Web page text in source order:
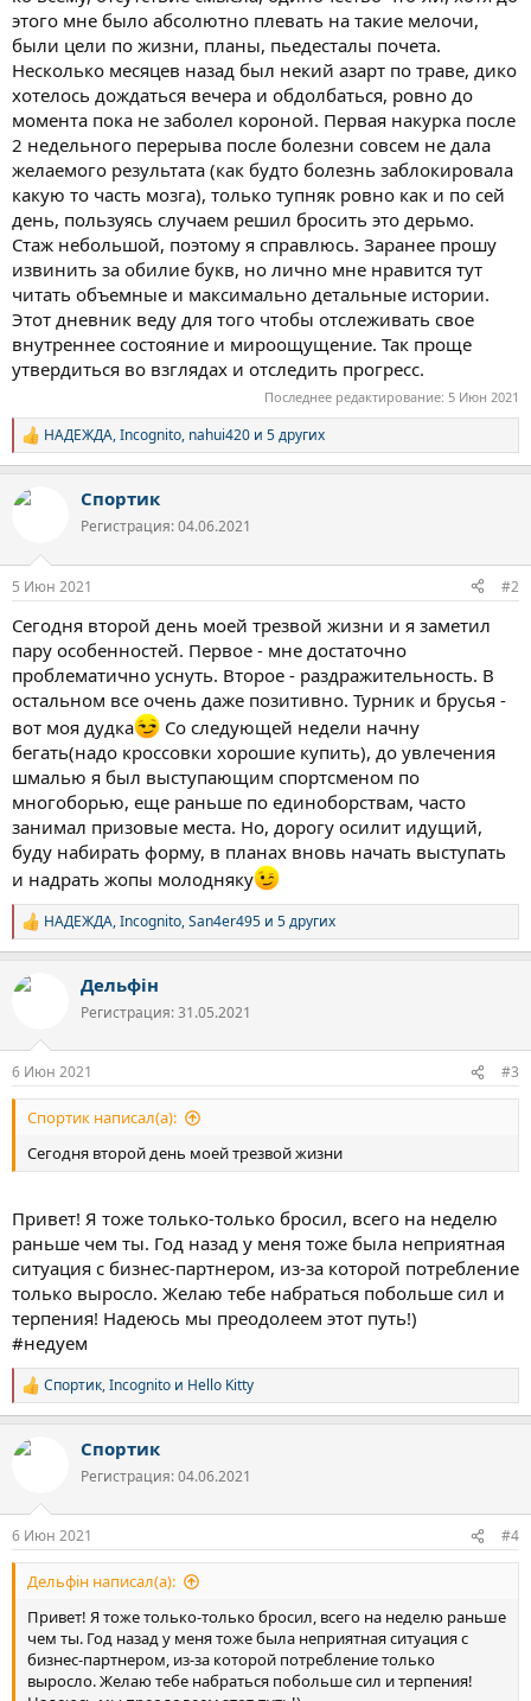
этого мне было абсолютно плевать на такие мелочи,
были цели по жизни, планы, пьедесталы почета.
Несколько месяцев назад был некий азарт по траве, дико
хотелось дождаться вечера и обдолбаться, ровно до
момента пока не заболел короной. Первая накурка после
2 недельного перерыва после болезни совсем не дала
желаемого результата (как будто болезнь заблокировала
какую то часть мозга), только тупняк ровно как и по сей
день, пользуясь случаем решил бросить это дерьмо.
Стаж небольшой, поэтому я справлюсь. Заранее прошу
извинить за обилие букв, но лично мне нравится тут
читать объемные и максимально детальные истории.
Этот дневник веду для того чтобы отслеживать свое
внутреннее состояние и мироощущение. Так проще
утвердиться во взглядах и отследить прогресс.
Последнее редактирование: 5 Июн 2021
Р
е
к
НАДЕЖДА,Incognito, nahui420 и 5 других
Спортик
Регистрация: 04.06.2021
5 Июн 2021 #2
Сегодня второй день моей трезвой жизни и я заметил
пару особенностей. Первое - мне достаточно
проблематично уснуть. Второе - раздражительность. В
остальном все очень даже позитивно. Турник и брусья -
вот моя дудка
Со следующей недели начну
бегать(надо кроссовки хорошие купить), до увлечения
шмалью я был выступающим спортсменом по
многоборью, еще раньше по единоборствам, часто
занимал призовые места. Но, дорогу осилит идущий,
буду набирать форму, в планах вновь начать выступать
и надрать жопы молодняку
Р
е
к
НАДЕЖДА,Incognito,San4er495 и 5 других
Дельфін
Регистрация: 31.05.2021
6 Июн 2021 #3
Спортик написал(а):
Сегодня второй день моей трезвой жизни
Привет! Я тоже только-только бросил, всего на неделю
раньше чем ты. Год назад у меня тоже была неприятная
ситуация с бизнес-партнером, из-за которой потребление
только выросло. Желаю тебе набраться побольше сил и
терпения! Надеюсь мы преодолеем этот путь!)
#недуем
Р
е
к
Спортик,Incognito и Hello Kitty
Спортик
Регистрация: 04.06.2021
6 Июн 2021 #4
Дельфін написал(а):
Привет! Я тоже только-только бросил, всего на неделю раньше
чем ты. Год назад у меня тоже была неприятная ситуация с
бизнес-партнером, из-за которой потребление только
выросло. Желаю тебе набраться побольше сил и терпения!